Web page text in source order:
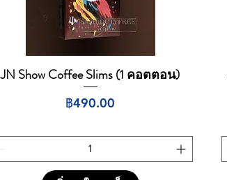
ดูข้อมูลด่วน
JN Show Coffee Slims (1 คอตตอน)
ราคา
฿490.00